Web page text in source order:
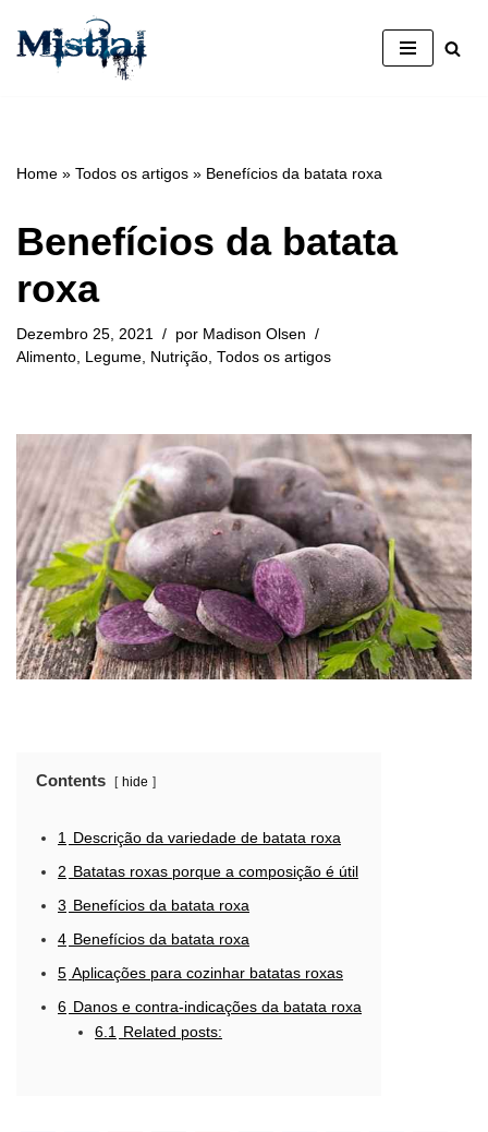
Avançar
Home » Todos os artigos » Benefícios da batata roxa
Benefícios da batata
roxa
Dezembro 25, 2021 por Madison Olsen
Alimento, Legume, Nutrição, Todos os artigos
Contents hide
1 Descrição da variedade de batata roxa
2 Batatas roxas porque a composição é útil
3 Benefícios da batata roxa
4 Benefícios da batata roxa
5 Aplicações para cozinhar batatas roxas
6 Danos e contra-indicações da batata roxa
6.1 Related posts: